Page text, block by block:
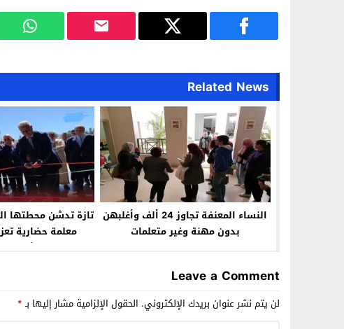
Related News
النساء المعنفة تجاوز 24 ألف وأغلبهن
بدون مهنة وغير متعلمات
تازة تدشن محطتها
معلمة حضارية
بالشبكة
Leave a Comment
لن يتم نشر عنوان بريدك الإلكتروني. الحقول الإلزامية مشار إليها بـ*